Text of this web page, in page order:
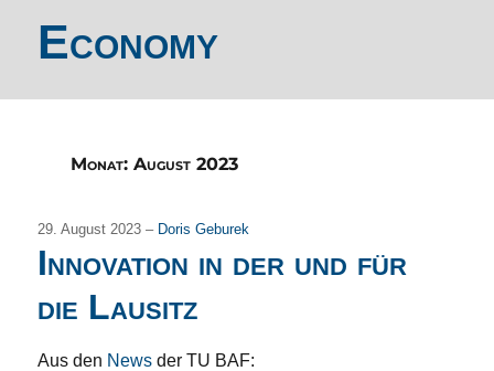
Economy
Monat: August 2023
29. August 2023 – Doris Geburek
Innovation in der und für
die Lausitz
Aus den News der TU BAF: